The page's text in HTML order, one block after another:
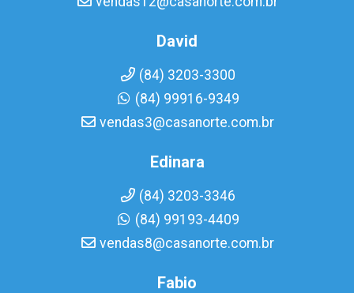
David
(84) 3203-3300
(84) 99916-9349
vendas3@casanorte.com.br
Edinara
(84) 3203-3346
(84) 99193-4409
vendas8@casanorte.com.br
Fabio